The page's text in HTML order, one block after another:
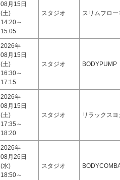
08月15日
(土)
14:20～
15:05
スタジオ スリムフロ
2026年
08月15日
(土)
16:30～
17:15
スタジオ BODYPUMP
2026年
08月15日
(土)
17:35～
18:20
スタジオ リラックス
2026年
08月26日
(水)
18:50～
スタジオ